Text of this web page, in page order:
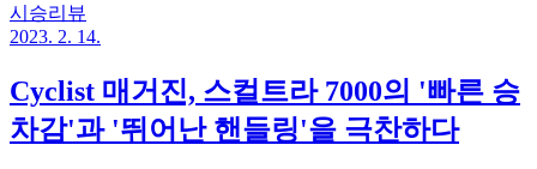
시승리뷰
2023. 2. 14.
Cyclist 매거진, 스컬트라 7000의 '빠른 승
차감'과 '뛰어난 핸들링'을 극찬하다